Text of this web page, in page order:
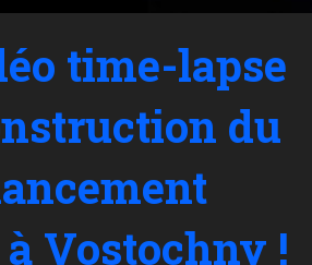
time-lapse
du
Vostochny !